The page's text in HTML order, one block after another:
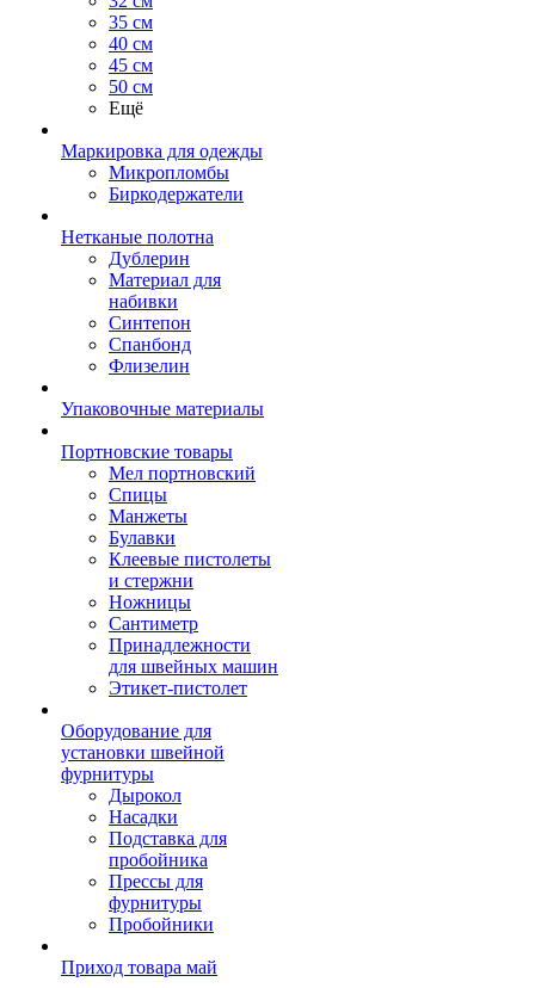
35 см
40 см
45 см
50 см
Ещё
Маркировка для одежды
Микропломбы
Биркодержатели
Нетканые полотна
Дублерин
Материал для
набивки
Синтепон
Спанбонд
Флизелин
Упаковочные материалы
Портновские товары
Мел портновский
Спицы
Манжеты
Булавки
Клеевые пистолеты
и стержни
Ножницы
Сантиметр
Принадлежности
для швейных машин
Этикет-пистолет
Оборудование для
установки швейной
фурнитуры
Дырокол
Насадки
Подставка для
пробойника
Прессы для
фурнитуры
Пробойники
Приход товара май